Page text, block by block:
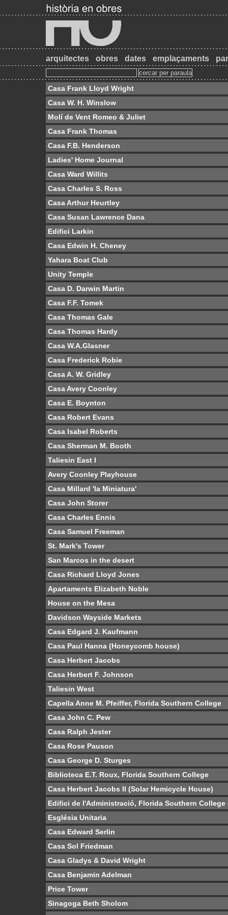
arquitectes obres dates emplaçaments
Casa Frank Lloyd Wright
Casa W. H. Winslow
Molí de Vent Romeo & Juliet
Casa Frank Thomas
Casa F.B. Henderson
Ladies' Home Journal
Casa Ward Willits
Casa Charles S. Ross
Casa Arthur Heurtley
Casa Susan Lawrence Dana
Edifici Larkin
Casa Edwin H. Cheney
Yahara Boat Club
Unity Temple
Casa D. Darwin Martin
Casa F.F. Tomek
Casa Thomas Gale
Casa Thomas Hardy
Casa W.A.Glasner
Casa Frederick Robie
Casa A. W. Gridley
Casa Avery Coonley
Casa E. Boynton
Casa Robert Evans
Casa Isabel Roberts
Casa Sherman M. Booth
Taliesin East I
Avery Coonley Playhouse
Casa Millard 'la Miniatura'
Casa John Storer
Casa Charles Ennis
Casa Samuel Freeman
St. Mark's Tower
San Marcos in the desert
Casa Richard Lloyd Jones
Apartaments Elizabeth Noble
House on the Mesa
Davidson Wayside Markets
Casa Edgard J. Kaufmann
Casa Paul Hanna (Honeycomb house)
Casa Herbert Jacobs
Casa Herbert F. Johnson
Taliesin West
Capella Anne M. Pfeiffer, Florida Southern College
Casa John C. Pew
Casa Ralph Jester
Casa Rose Pauson
Casa George D. Sturges
Biblioteca E.T. Roux, Florida Southern College
Casa Herbert Jacobs II (Solar Hemicycle House)
Edifici de l'Administració, Florida Southern College
Església Unitaria
Casa Edward Serlin
Casa Sol Friedman
Casa Gladys & David Wright
Casa Benjamin Adelman
Price Tower
Sinagoga Beth Sholom